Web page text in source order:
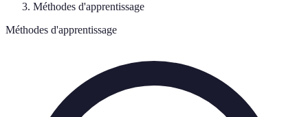
Méthodes d'apprentissage
Méthodes d'apprentissage